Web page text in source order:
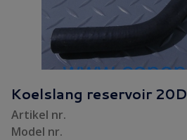
Koelslang reservoir 20D
Artikel nr.
Model nr.